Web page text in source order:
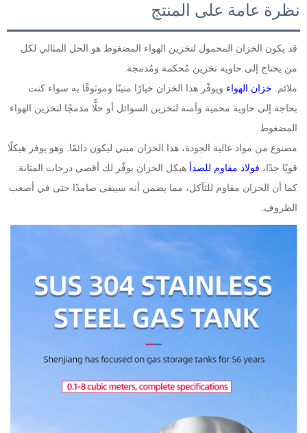
نظرة عامة على المنتج
قد يكون الخزان المحمول لتخزين الهواء المضغوط هو الحل المثالي لكل
من يحتاج إلى حاوية تخزين مُحكمة ومُدمجة.
ملائم. خزان الهواء ويوفّر هذا الخزان خيارًا متينًا وموثوقًا به سواء كنت
بحاجة إلى حاوية محمية وآمنة لتخزين السوائل أو حلًّا مدمجًا لتخزين الهواء
المضغوط.
مصنوع من مواد عالية الجودة، هذا الخزان مبني ليكون دائمًا. وهو يوفر هيكلًا
قويًا جدًا، فولاذ مقاوم للصدأ هيكل الخزان يوفّر لك أقصى درجات المتانة.
كما أن الخزان مقاوم للتآكل، مما يضمن أنه سيبقى صامدًا حتى في أصعب
الظروف.